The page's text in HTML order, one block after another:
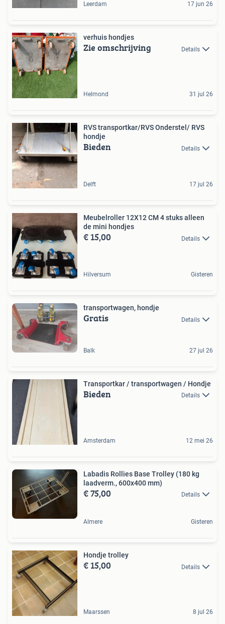
Leerdam 17 jun 26
verhuis hondjes
Zie omschrijving Details
Helmond 31 jul 26
RVS transportkar/RVS Onderstel/ RVS
hondje
Bieden Details
Delft 17 jul 26
Meubelroller 12X12 CM 4 stuks alleen
de mini hondjes
€ 15,00 Details
Hilversum Gisteren
transportwagen, hondje
Gratis Details
Balk 27 jul 26
Transportkar / transportwagen / Hondje
Bieden Details
Amsterdam 12 mei 26
Labadis Rollies Base Trolley (180 kg
laadverm., 600x400 mm)
€ 75,00 Details
Almere Gisteren
Hondje trolley
€ 15,00 Details
Maarssen 8 jul 26